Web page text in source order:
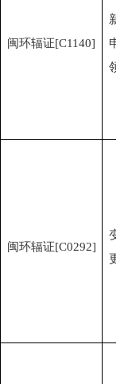
闽环辐证[C1140]
新
申
领
闽环辐证[C0292]
变
更